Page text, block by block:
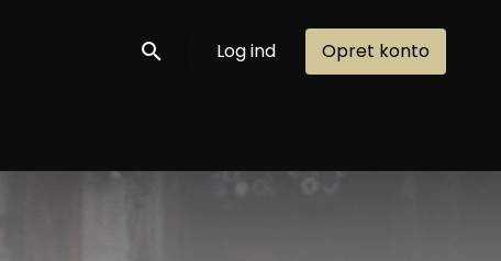
Søg nu Log ind Opret konto